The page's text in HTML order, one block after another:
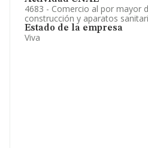
4683 - Comercio al por mayor
construcción y aparatos
Estado de la empresa
Viva